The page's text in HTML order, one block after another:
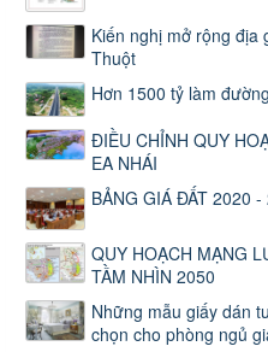
Kiến nghị mở rộng địa
Thuột
Hơn 1500 tỷ làm
ĐIỀU CHỈNH QUY
EA NHÁI
BẢNG GIÁ ĐẤT 2020
QUY HOẠCH MẠNG
TẦM NHÌN 2050
Những mẫu giấy dán
chọn cho phòng ngủ